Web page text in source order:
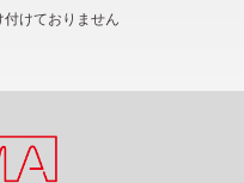
けておりません